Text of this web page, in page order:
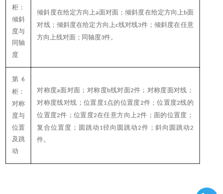
柜：
倾斜
度与
同轴
度
倾斜度在给定方向上a面对面；倾斜度在给定方向上b面
对线；倾斜度在给定方向上c线对线3件；倾斜度在任意
方向上线对面；同轴度3件。
第6
柜：
对称
度与
位置
及跳
动
对称度a面对面；对称度b线对面2件；对称度面对线；
对称度线对线；位置度1点的位置度2件；位置度2线的
位置度2件；位置度2在任意方向上2件；面的位置度；
复合位置度；圆跳动 1径向圆跳动2件；斜向圆跳动2
件。